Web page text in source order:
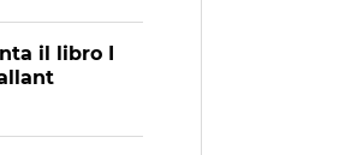
il libro I